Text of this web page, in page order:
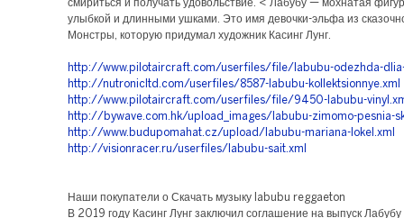
смириться и получать удовольствие. < Лабубу — мохнатая
улыбкой и длинными ушками. Это имя девочки-эльфа из
Монстры, которую придумал художник Касинг Лунг.
http://www.pilotaircraft.com/userfiles/file/labubu-odezhda-dlia-
http://nutronicltd.com/userfiles/8587-labubu-kollektsionnye.xml
http://www.pilotaircraft.com/userfiles/file/9450-labubu-
http://bywave.com.hk/upload_images/labubu-zimomo-pesnia-
http://www.budupomahat.cz/upload/labubu-mariana-lokel.xml
http://visionracer.ru/userfiles/labubu-sait.xml
Наши покупатели о Скачать музыку labubu reggaeton
В 2019 году Касинг Лунг заключил соглашение на выпуск Лабубу